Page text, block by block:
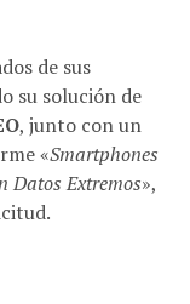
de sus
su solución de
, junto con un
«Smartphones
Datos Extremos»,